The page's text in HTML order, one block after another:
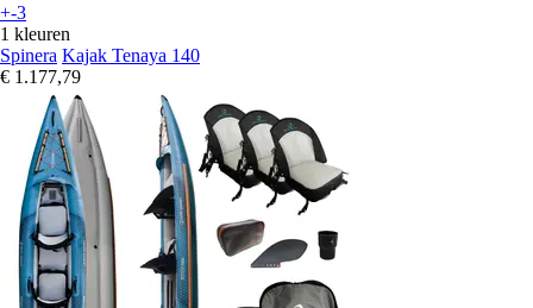
+-3
1 kleuren
Spinera Kajak Tenaya 140
€ 1.177,79